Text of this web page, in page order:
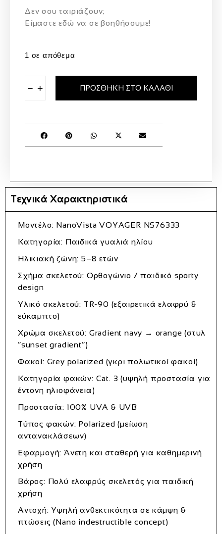
Δεν σου ταιριάζουν;
Eίμαστε εδώ να σε βοηθήσουμε!
1 σε απόθεμα
− + ΠΡΟΣΘΉΚΗ ΣΤΟ ΚΑΛΆΘΙ
Τεχνικά Χαρακτηριστικά
Μοντέλο: NanoVista VOYAGER NS76333
Κατηγορία: Παιδικά γυαλιά ηλίου
Ηλικιακή ζώνη: 5–8 ετών
Σχήμα σκελετού: Ορθογώνιο / παιδικό sporty
design
Υλικό σκελετού: TR-90 (εξαιρετικά ελαφρύ &
εύκαμπτο)
Χρώμα σκελετού: Gradient navy → orange (στυλ
“sunset gradient”)
Φακοί: Grey polarized (γκρι πολωτικοί φακοί)
Κατηγορία φακών: Cat. 3 (υψηλή προστασία για
έντονη ηλιοφάνεια)
Προστασία: 100% UVA & UVB
Τύπος φακών: Polarized (μείωση
αντανακλάσεων)
Εφαρμογή: Άνετη και σταθερή για καθημερινή
χρήση
Βάρος: Πολύ ελαφρύς σκελετός για παιδική
χρήση
Αντοχή: Υψηλή ανθεκτικότητα σε κάμψη &
πτώσεις (Nano indestructible concept)